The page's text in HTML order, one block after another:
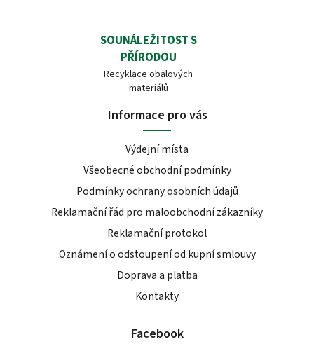
SOUNÁLEŽITOST S
PŘÍRODOU
Recyklace obalových
materiálů
Informace pro vás
Výdejní místa
Všeobecné obchodní podmínky
Podmínky ochrany osobních údajů
Reklamační řád pro maloobchodní zákazníky
Reklamační protokol
Oznámení o odstoupení od kupní smlouvy
Doprava a platba
Kontakty
Facebook